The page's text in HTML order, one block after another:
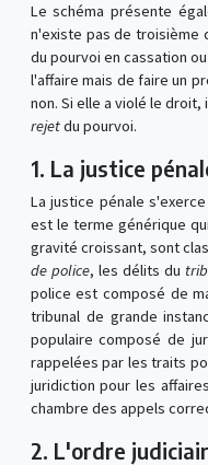
Le schéma présente
n'existe pas de troisième
du pourvoi en cassation
l'affaire mais de faire un
non. Si elle a violé le droit,
rejetdu pourvoi.
1. La justice
La justice pénale
est le terme générique
gravité croissant, sont
de police, les délits du
police est composé de
tribunal de grande
populaire composé de
rappelées par les traits
juridiction pour les
chambre des appels
2. L'ordre